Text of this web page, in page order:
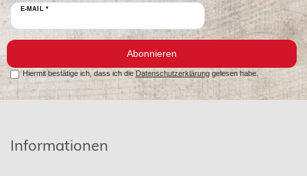
E-MAIL *
Abonnieren
Hiermit bestätige ich, dass ich die Datenschutzerklärunggelesen habe.
Informationen